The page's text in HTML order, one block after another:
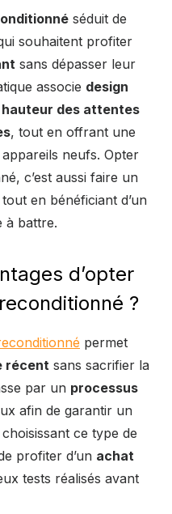
séduit de
souhaitent profiter
sans dépasser leur
associe design
des attentes
, tout en offrant une
neufs. Opter
c’est aussi faire un
en bénéficiant d’un
à battre.
d’opter
?
permet
récent sans sacrifier la
par un processus
afin de garantir un
ce type de
profiter d’un achat
tests réalisés avant